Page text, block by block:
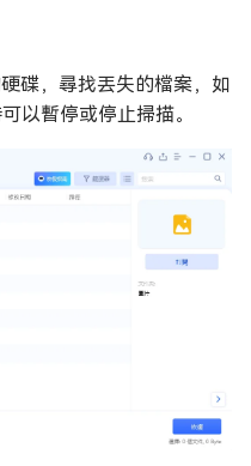
碟，尋找丟失的檔案，如
以暫停或停止掃描。